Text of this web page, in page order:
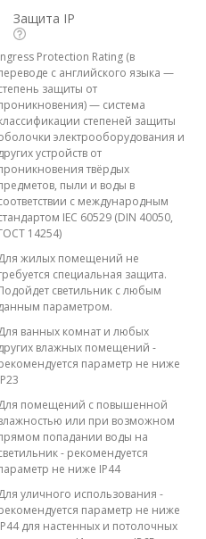
Защита IP
Protection Rating (в
с английского языка —
защиты от
— система
степеней защиты
электрооборудования и
устройств от
твёрдых
пыли и воды в
с международным
IEC 60529 (DIN 40050,
14254)
жилых помещений не
специальная защита.
светильник с любым
параметром.
ванных комнат и любых
влажных помещений -
параметр не ниже
помещений с повышенной
или при возможном
попадании воды на
- рекомендуется
не ниже IP44
уличного использования -
параметр не ниже
для настенных и потолочных